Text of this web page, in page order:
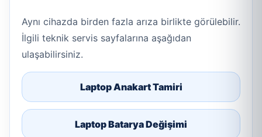
Aynı cihazda birden fazla arıza birlikte görülebilir.
İlgili teknik servis sayfalarına aşağıdan
ulaşabilirsiniz.
Laptop Anakart Tamiri
Laptop Batarya Değişimi